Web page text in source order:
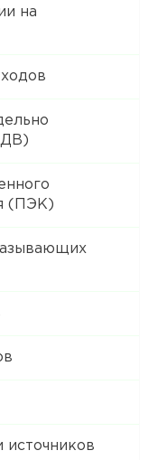
на
(ПЭК)
источников